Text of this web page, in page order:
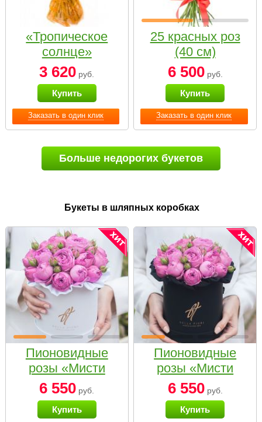
Заказать в один клик
«Тропическое
солнце»
3 620 руб.
Купить
Заказать в один клик
25 красных роз
(40 см)
6 500руб.
Купить
Больше недорогих букетов
Букеты в шляпных коробках
Пионовидные
розы «Мисти
бабблс» в белой
коробке Small
6 550 руб.
Купить
Пионовидные
розы «Мисти
бабблс» в
черной коробке
Small
6 550руб.
Купить